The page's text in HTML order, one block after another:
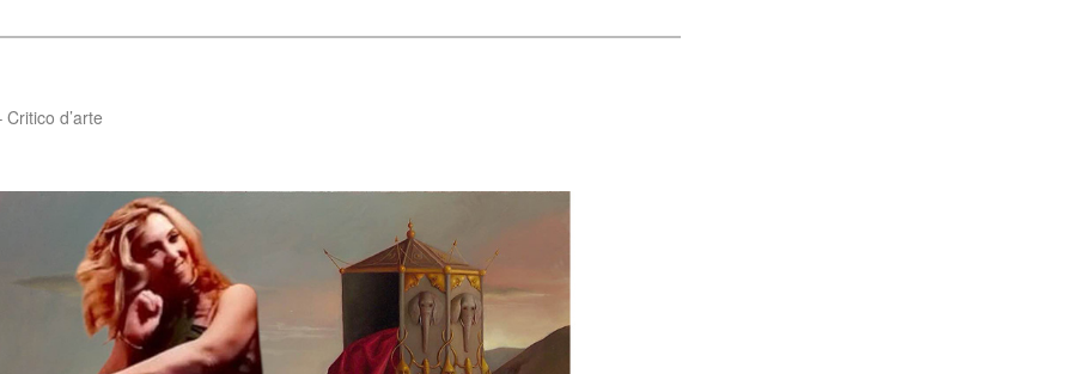
d’arte